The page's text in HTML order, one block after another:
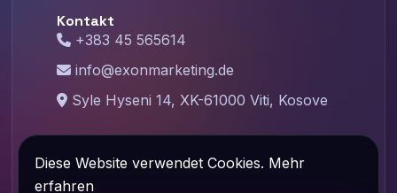
Kontakt
+383 45 565614
info@exonmarketing.de
Syle Hyseni 14, XK-61000 Viti, Kosove
©2026Exon Marketing – Designed with
Diese Website verwendet Cookies. Mehr
erfahren